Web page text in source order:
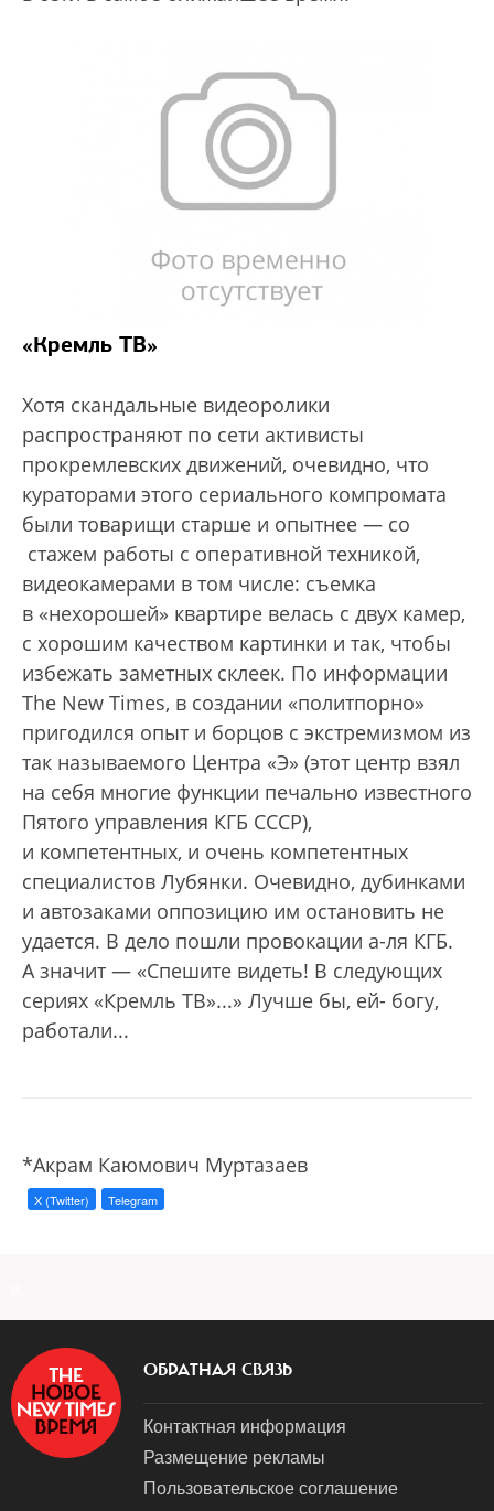
«Кремль ТВ»
Хотя скандальные видеоролики
распространяют по сети активисты
прокремлевских движений, очевидно, что
кураторами этого сериального компромата
были товарищи старше и опытнее — со
стажем работы с оперативной техникой,
видеокамерами в том числе: съемка
в «нехорошей» квартире велась с двух камер,
с хорошим качеством картинки и так, чтобы
избежать заметных склеек. По информации
The New Times, в создании «политпорно»
пригодился опыт и борцов с экстремизмом из
так называемого Центра «Э» (этот центр взял
на себя многие функции печально известного
Пятого управления КГБ СССР),
и компетентных, и очень компетентных
специалистов Лубянки. Очевидно, дубинками
и автозаками оппозицию им остановить не
удается. В дело пошли провокации а-ля КГБ.
А значит — «Спешите видеть! В следующих
сериях «Кремль ТВ»...» Лучше бы, ей- богу,
работали...
*Акрам Каюмович Муртазаев
X (Twitter) Telegram
ОБРАТНАЯ СВЯЗЬ
Контактная информация
Размещение рекламы
Пользовательское соглашение